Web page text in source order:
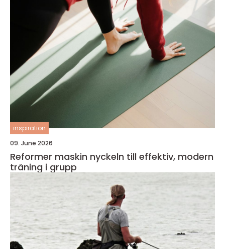
inspiration
09. June 2026
Reformer maskin nyckeln till effektiv, modern
träning i grupp